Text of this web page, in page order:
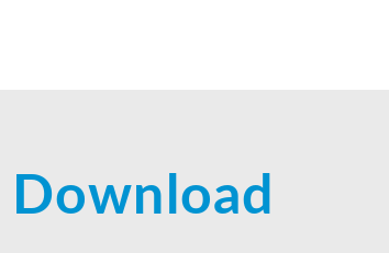
Download